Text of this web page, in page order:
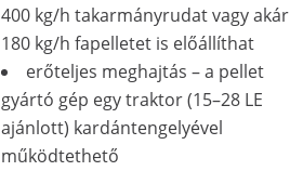
400 kg/h takarmányrudat vagy akár
180 kg/h fapelletet is előállíthat
erőteljes meghajtás – a pellet
gyártó gép egy traktor (15–28 LE
ajánlott) kardántengelyével
működtethető